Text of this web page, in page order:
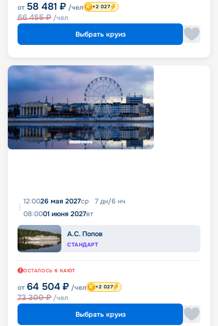
от 58 481 ₽ /чел
66 455₽ /чел
+2 027
Выбрать круиз
12:0026 мая 2027ср 7 дн/6 нч
08:0001 июня 2027вт
А.С. Попов
СТАНДАРТ
ОСТАЛОСЬ 6 КАЮТ
от 64 504 ₽ /чел
73 300₽ /чел
+2 027
Выбрать круиз